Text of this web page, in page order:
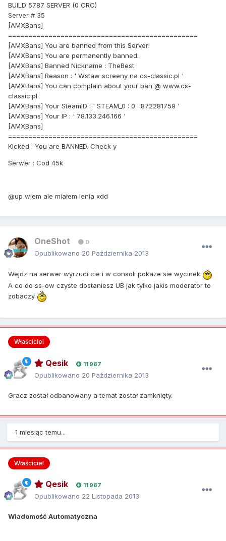
BUILD 5787 SERVER (0 CRC)
Server # 35
[AMXBans]
===============================================
[AMXBans] You are banned from this Server!
[AMXBans] You are permanently banned.
[AMXBans] Banned Nickname : TheBest
[AMXBans] Reason : ' Wstaw screeny na cs-classic.pl '
[AMXBans] You can complain about your ban @ www.cs-
classic.pl
[AMXBans] Your SteamID : ' STEAM_0 : 0 : 872281759 '
[AMXBans] Your IP : ' 78.133.246.166 '
[AMXBans]
===============================================
Kicked : You are BANNED. Check y
Serwer : Cod 45k
@up wiem ale miałem lenia xdd
OneShot 0
Opublikowano 20 Października 2013
Wejdz na serwer wyrzuci cie i w consoli pokaze sie wycinek
A co do ss-ow czyste dostaniesz UB jak tylko jakis moderator to
zobaczy
Właściciel
Qesik 11 987
Opublikowano 20 Października 2013
Gracz został odbanowany a temat został zamknięty.
1 miesiąc temu...
Właściciel
Qesik 11 987
Opublikowano 22 Listopada 2013
Wiadomość Automatyczna